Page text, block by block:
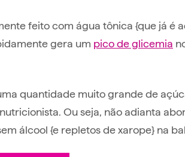
feito com água tônica {que já é
gera um pico de glicemia
quantidade muito grande de
Ou seja, não adianta
álcool {e repletos de xarope} na